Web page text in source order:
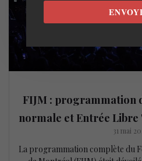
FIJM : programmation
normale et Entrée
31 mai
La programmation complète du